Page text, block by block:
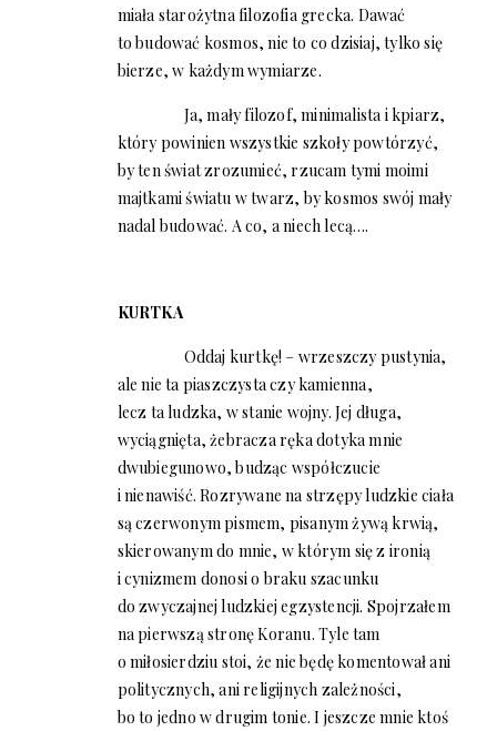
miała starożytna filozofia grecka. Dawać
to budować kosmos, nie to co dzisiaj, tylko się
bierze, w każdym wymiarze.
Ja, mały filozof, minimalista i kpiarz,
który powinien wszystkie szkoły powtórzyć,
by ten świat zrozumieć, rzucam tymi moimi
majtkami światu w twarz, by kosmos swój mały
nadal budować. A co, a niech lecą….
KURTKA
Oddaj kurtkę! – wrzeszczy pustynia,
ale nie ta piaszczysta czy kamienna,
lecz ta ludzka, w stanie wojny. Jej długa,
wyciągnięta, żebracza ręka dotyka mnie
dwubiegunowo, budząc współczucie
i nienawiść. Rozrywane na strzępy ludzkie ciała
są czerwonym pismem, pisanym żywą krwią,
skierowanym do mnie, w którym się z ironią
i cynizmem donosi o braku szacunku
do zwyczajnej ludzkiej egzystencji. Spojrzałem
na pierwszą stronę Koranu. Tyle tam
o miłosierdziu stoi, że nie będę komentował ani
politycznych, ani religijnych zależności,
bo to jedno w drugim tonie. I jeszcze mnie ktoś